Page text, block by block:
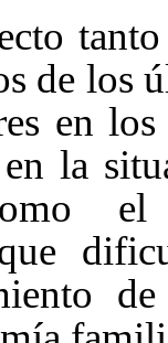
de los
en
la
que